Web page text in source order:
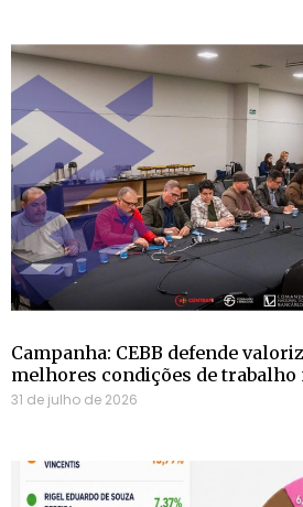
Campanha: CEBB defende
melhores condições de trabalho
31 de julho de 2026